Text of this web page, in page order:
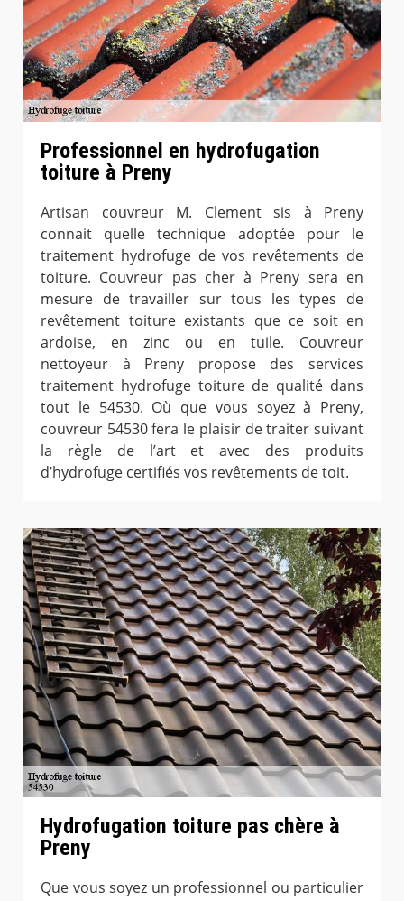
Professionnel en hydrofugation
toiture à Preny
Artisan couvreur M. Clement sis à Preny
connait quelle technique adoptée pour le
traitement hydrofuge de vos revêtements de
toiture. Couvreur pas cher à Preny sera en
mesure de travailler sur tous les types de
revêtement toiture existants que ce soit en
ardoise, en zinc ou en tuile. Couvreur
nettoyeur à Preny propose des services
traitement hydrofuge toiture de qualité dans
tout le 54530. Où que vous soyez à Preny,
couvreur 54530 fera le plaisir de traiter suivant
la règle de l’art et avec des produits
d’hydrofuge certifiés vos revêtements de toit.
Hydrofugation toiture pas chère à
Preny
Que vous soyez un professionnel ou particulier